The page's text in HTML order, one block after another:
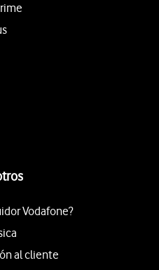
Vodafone?
al cliente